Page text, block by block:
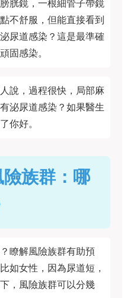
胱鏡，一根細管子帶鏡
不舒服，但能直接看到
尿道感染？這是最準確
固感染。
說，過程很快，局部麻
泌尿道感染？如果醫生
你好。
族群：哪
瞭解風險族群有助預
如女性，因為尿道短，
，風險族群可以分幾